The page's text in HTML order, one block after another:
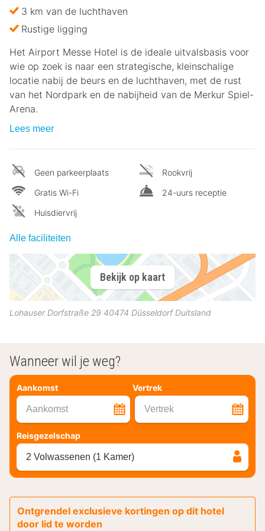
3 km van de luchthaven
Rustige ligging
Het Airport Messe Hotel is de ideale uitvalsbasis voor
wie op zoek is naar een strategische, kleinschalige
locatie nabij de beurs en de luchthaven, met de rust
van het Nordpark en de nabijheid van de Merkur Spiel-
Arena.
Lees meer
Geen parkeerplaats
Gratis Wi-Fi
Huisdiervrij
Rookvrij
24-uurs receptie
Alle faciliteiten
Bekijk op kaart
Lohauser Dorfstraße 29 40474 Düsseldorf Duitsland
Wanneer wil je weg?
Aankomst Vertrek
Aankomst Vertrek
Reisgezelschap
2 Volwassenen (1 Kamer)
Ontgrendel exclusieve kortingen op dit hotel
door lid te worden